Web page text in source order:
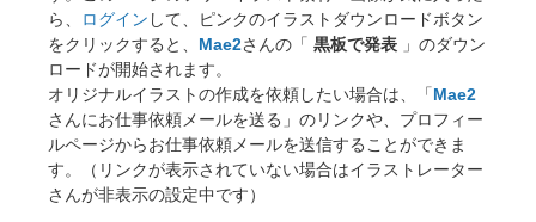
ら、
ログイン して、ピンクのイラストダウンロードボタン
をクリックすると、 Mae2さんの「 黒板で発表 」のダウン
ロードが開始されます。
オリジナルイラストの作成を依頼したい場合は、「Mae2
さんにお仕事依頼メールを送る」のリンクや、プロフィー
ルページからお仕事依頼メールを送信することができま
す。（リンクが表示されていない場合はイラストレーター
さんが非表示の設定中です）